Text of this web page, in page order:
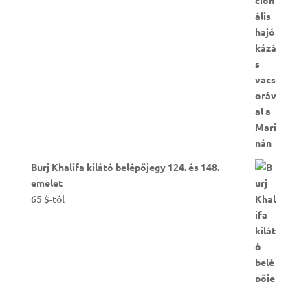
Burj Khalifa kilátó belépőjegy 124. és 148.
emelet
65 $-tól